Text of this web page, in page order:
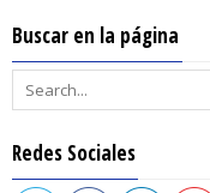
Buscar en la página
Redes Sociales